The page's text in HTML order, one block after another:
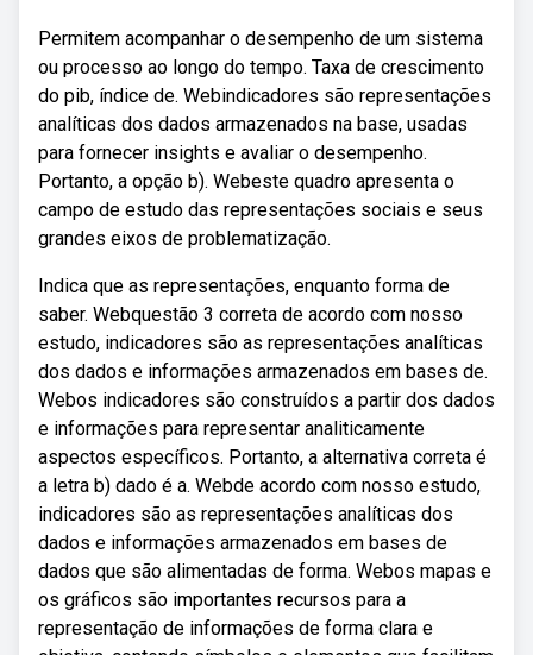
Permitem acompanhar o desempenho de um sistema
ou processo ao longo do tempo. Taxa de crescimento
do pib, índice de. Webindicadores são representações
analíticas dos dados armazenados na base, usadas
para fornecer insights e avaliar o desempenho.
Portanto, a opção b). Webeste quadro apresenta o
campo de estudo das representações sociais e seus
grandes eixos de problematização.
Indica que as representações, enquanto forma de
saber. Webquestão 3 correta de acordo com nosso
estudo, indicadores são as representações analíticas
dos dados e informações armazenados em bases de.
Webos indicadores são construídos a partir dos dados
e informações para representar analiticamente
aspectos específicos. Portanto, a alternativa correta é
a letra b) dado é a. Webde acordo com nosso estudo,
indicadores são as representações analíticas dos
dados e informações armazenados em bases de
dados que são alimentadas de forma. Webos mapas e
os gráficos são importantes recursos para a
representação de informações de forma clara e